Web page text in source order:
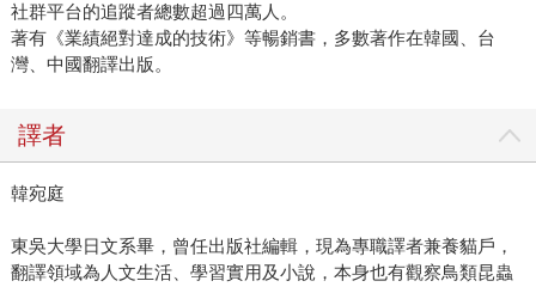
社群平台的追蹤者總數超過四萬人。
著有《業績絕對達成的技術》等暢銷書，多數著作在韓國、台
灣、中國翻譯出版。
譯者
韓宛庭
東吳大學日文系畢，曾任出版社編輯，現為專職譯者兼養貓戶，
翻譯領域為人文生活、學習實用及小說，本身也有觀察鳥類昆蟲